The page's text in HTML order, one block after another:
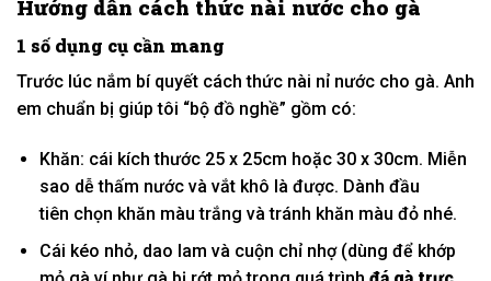
Hướng dẫn cách thức nài nước cho gà
1 số dụng cụ cần mang
Trước lúc nắm bí quyết cách thức nài nỉ nước cho gà. Anh
em chuẩn bị giúp tôi “bộ đồ nghề” gồm có:
Khăn: cái kích thước 25 x 25cm hoặc 30 x 30cm. Miễn
sao dễ thấm nước và vắt khô là được. Dành đầu
tiên chọn khăn màu trắng vàtránh khăn màu đỏ nhé.
Cái kéo nhỏ, dao lam và cuộn chỉ nhợ (dùng để khớp